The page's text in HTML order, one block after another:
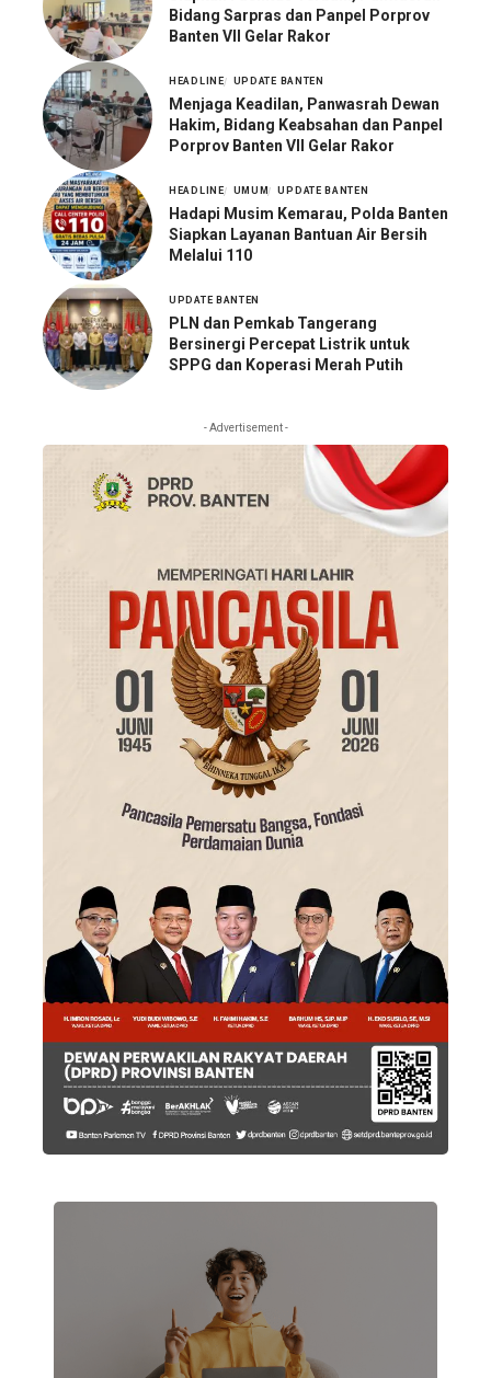
Bidang Sarpras dan Panpel Porprov
Banten VII Gelar Rakor
HEADLINE UPDATE BANTEN
Menjaga Keadilan, Panwasrah Dewan
Hakim, Bidang Keabsahan dan Panpel
Porprov Banten VII Gelar Rakor
HEADLINE UMUM UPDATE BANTEN
Hadapi Musim Kemarau, Polda Banten
Siapkan Layanan Bantuan Air Bersih
Melalui 110
UPDATE BANTEN
PLN dan Pemkab Tangerang
Bersinergi Percepat Listrik untuk
SPPG dan Koperasi Merah Putih
- Advertisement -